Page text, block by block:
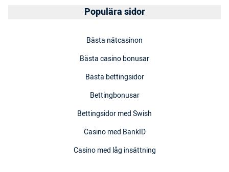
Populära sidor
Bästa nätcasinon
Bästa casino bonusar
Bästa bettingsidor
Bettingbonusar
Bettingsidor med Swish
Casino med BankID
Casino med låg insättning